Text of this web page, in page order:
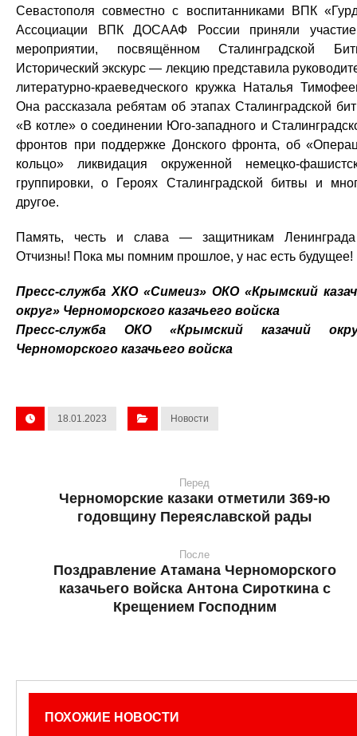
Севастополя совместно с воспитанниками ВПК
Ассоциации ВПК ДОСААФ России приняли
мероприятии, посвящённом Сталинградской
Исторический экскурс — лекцию представила
литературно-краеведческого кружка Наталья
Она рассказала ребятам об этапах Сталинградской
«В котле» о соединении Юго-западного и
фронтов при поддержке Донского фронта, об
кольцо» ликвидация окруженной немецко-
группировки, о Героях Сталинградской битвы и
другое.
Память, честь и слава — защитникам
Отчизны! Пока мы помним прошлое, у нас есть будущее!
Пресс-служба ХКО «Симеиз» ОКО «Крымский
округ» Черноморского казачьего войска
Пресс-служба ОКО «Крымский казачий
Черноморского казачьего войска
18.01.2023 Новости
Перед
Черноморские казаки отметили 369-ю
годовщину Переяславской рады
После
Поздравление Атамана Черноморского
казачьего войска Антона Сироткина с
Крещением Господним
ПОХОЖИЕ НОВОСТИ